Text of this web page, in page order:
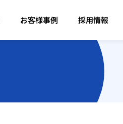
お客様事例 採用情報